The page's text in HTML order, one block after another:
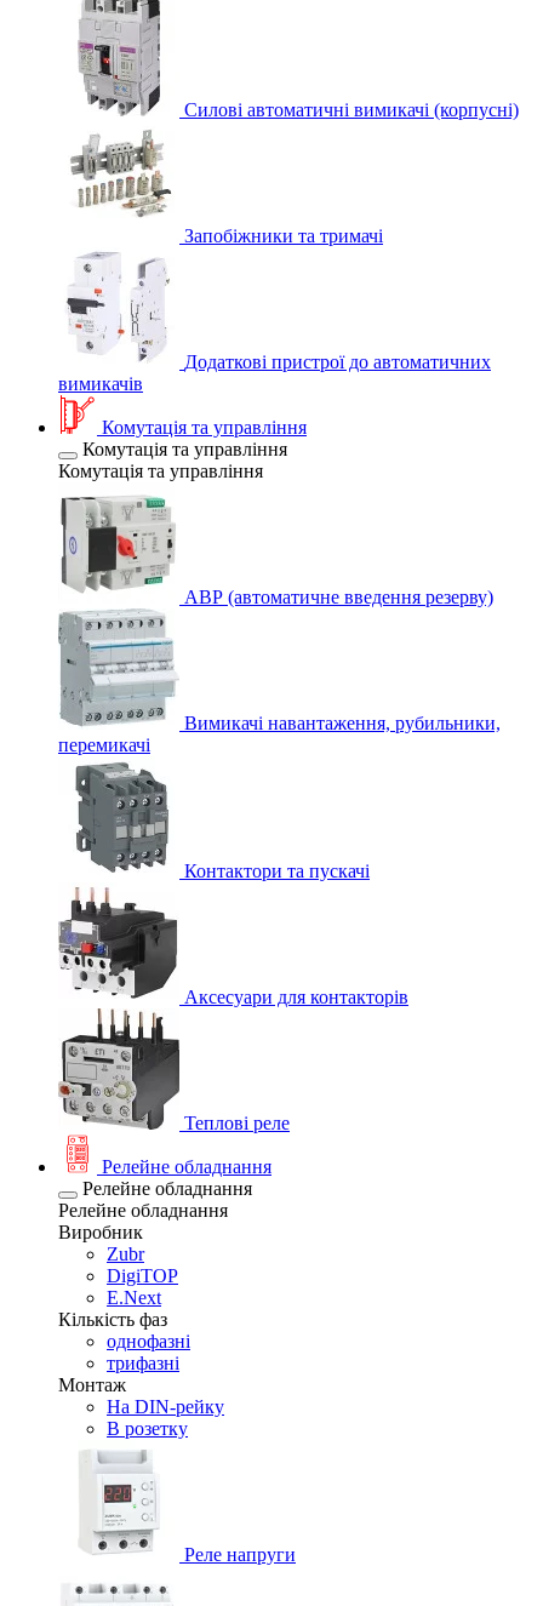
Силові автоматичні вимикачі (корпусні)
Запобіжники та тримачі
Додаткові пристрої до автоматичних
вимикачів
Комутація та управління
Комутація та управління
Комутація та управління
АВР (автоматичне введення резерву)
Вимикачі навантаження, рубильники,
перемикачі
Контактори та пускачі
Аксесуари для контакторів
Теплові реле
Релейне обладнання
Релейне обладнання
Релейне обладнання
Виробник
Zubr
DigiTOP
E.Next
Кількість фаз
однофазні
трифазні
Монтаж
На DIN-рейку
В розетку
Реле напруги